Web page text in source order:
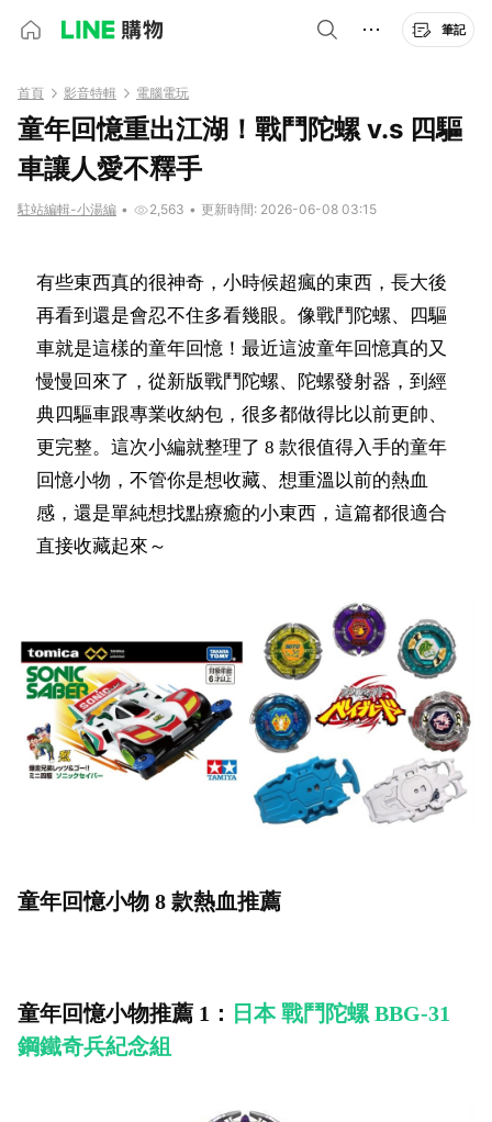
筆記
首頁 影音特輯 電腦電玩
童年回憶重出江湖！戰鬥陀螺 v.s 四驅
車讓人愛不釋手
駐站編輯-小湯編 • 2,563 • 更新時間: 2026-06-08 03:15
有些東西真的很神奇，小時候超瘋的東西，長大後
再看到還是會忍不住多看幾眼。像戰鬥陀螺、四驅
車就是這樣的童年回憶！最近這波童年回憶真的又
慢慢回來了，從新版戰鬥陀螺、陀螺發射器，到經
典四驅車跟專業收納包，很多都做得比以前更帥、
更完整。這次小編就整理了 8 款很值得入手的童年
回憶小物，不管你是想收藏、想重溫以前的熱血
感，還是單純想找點療癒的小東西，這篇都很適合
直接收藏起來～
童年回憶小物 8 款熱血推薦
童年回憶小物推薦 1： 日本 戰鬥陀螺 BBG-31
鋼鐵奇兵紀念組